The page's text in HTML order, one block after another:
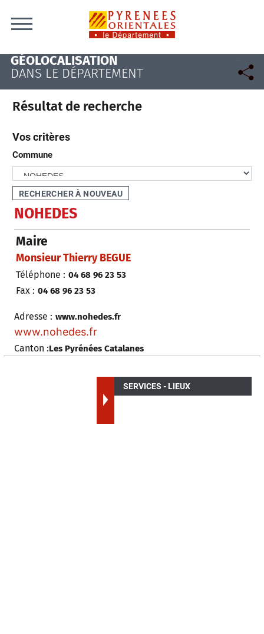
GÉOLOCALISATION
DANS LE DÉPARTEMENT
Résultat de recherche
Vos critères
Commune
NOHEDES
Maire
Monsieur Thierry BEGUE
Téléphone : 04 68 96 23 53
Fax : 04 68 96 23 53
Adresse : www.nohedes.fr
www.nohedes.fr
Canton :Les Pyrénées Catalanes
SERVICES - LIEUX